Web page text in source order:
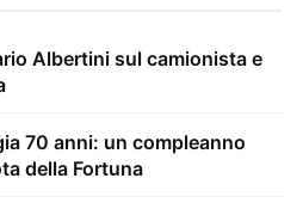
Albertini sul camionista e
70 anni: un compleanno
della Fortuna